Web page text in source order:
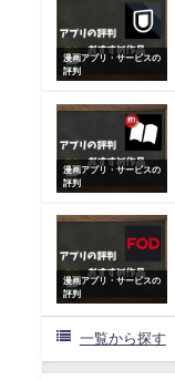
漫画アプリ・サービスの
評判
漫画アプリ・サービスの
評判
漫画アプリ・サービスの
評判
一覧から探す